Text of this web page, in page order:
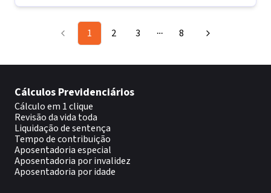
1 2 3 More pages
8
Cálculos Previdenciários
Cálculo em 1 clique
Revisão da vida toda
Liquidação de sentença
Tempo de contribuição
Aposentadoria especial
Aposentadoria por invalidez
Aposentadoria por idade